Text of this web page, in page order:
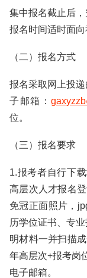
集中报名截止后
报名时间适时面向
（二）报名方式
报名采取网上投
子邮箱：
位。
（三）报名要求
1.报考者自行下
高层次人才报名
免冠正面照片，
历学位证书、专
明材料一并扫描
年高层次+报考岗
电子邮箱。